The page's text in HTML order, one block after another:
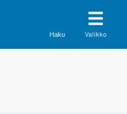
Haku Valikko